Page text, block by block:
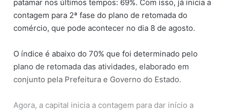
patamar nos últimos tempos: 69%. Com isso, já inicia a
contagem para 2ª fase do plano de retomada do
comércio, que pode acontecer no dia 8 de agosto.
O índice é abaixo do 70% que foi determinado pelo
plano de retomada das atividades, elaborado em
conjunto pela Prefeitura e Governo do Estado.
Agora, a capital inicia a contagem para dar início a